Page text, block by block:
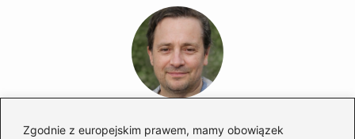
Zgodnie z europejskim prawem, mamy obowiązek
Marek Piotrowski